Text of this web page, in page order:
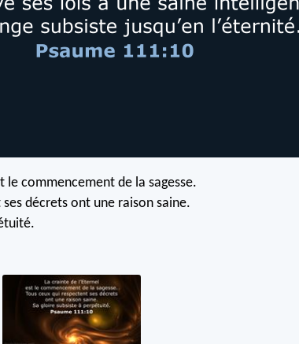
le commencement de la sagesse.
décrets ont une raison saine.